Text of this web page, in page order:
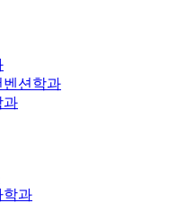
벤션학과
과
학과